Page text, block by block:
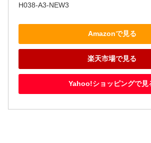
H038-A3-NEW3
Amazonで見る
楽天市場で見る
Yahoo!ショッピングで見